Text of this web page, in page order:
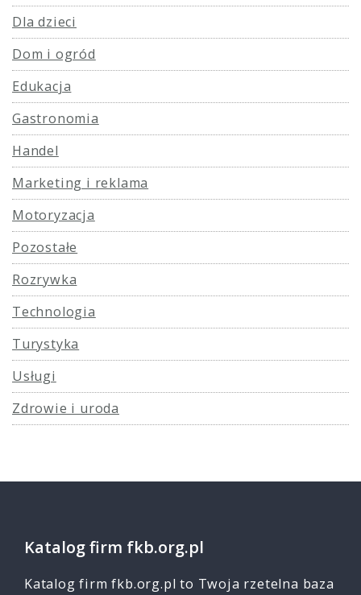
Dla dzieci
Dom i ogród
Edukacja
Gastronomia
Handel
Marketing i reklama
Motoryzacja
Pozostałe
Rozrywka
Technologia
Turystyka
Usługi
Zdrowie i uroda
Katalog firm fkb.org.pl
Katalog firm fkb.org.pl to Twoja rzetelna baza